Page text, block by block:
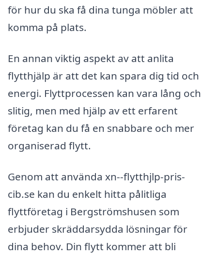
för hur du ska få dina tunga möbler att
komma på plats.
En annan viktig aspekt av att anlita
flytthjälp är att det kan spara dig tid och
energi. Flyttprocessen kan vara lång och
slitig, men med hjälp av ett erfarent
företag kan du få en snabbare och mer
organiserad flytt.
Genom att använda xn--flytthjlp-pris-
cib.se kan du enkelt hitta pålitliga
flyttföretag i Bergströmshusen som
erbjuder skräddarsydda lösningar för
dina behov. Din flytt kommer att bli